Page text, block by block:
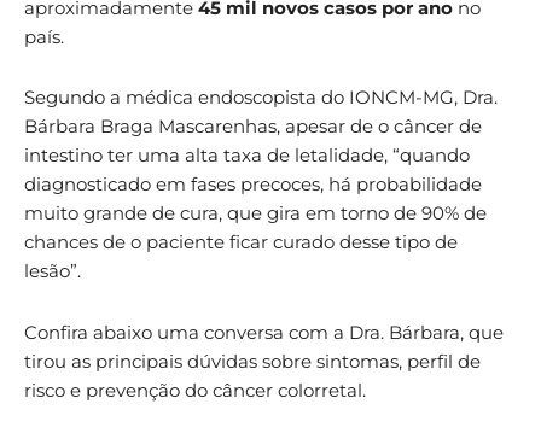
aproximadamente 45 mil novos casos por ano no
país.
Segundo a médica endoscopista do IONCM-MG, Dra.
Bárbara Braga Mascarenhas, apesar de o câncer de
intestino ter uma alta taxa de letalidade, “quando
diagnosticado em fases precoces, há probabilidade
muito grande de cura, que gira em torno de 90% de
chances de o paciente ficar curado desse tipo de
lesão”.
Confira abaixo uma conversa com a Dra. Bárbara, que
tirou as principais dúvidas sobre sintomas, perfil de
risco e prevenção do câncer colorretal.